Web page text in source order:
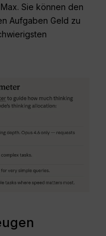
Sie können den
Aufgaben Geld zu